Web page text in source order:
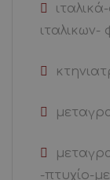
ιταλικων-
-πτυχίο-